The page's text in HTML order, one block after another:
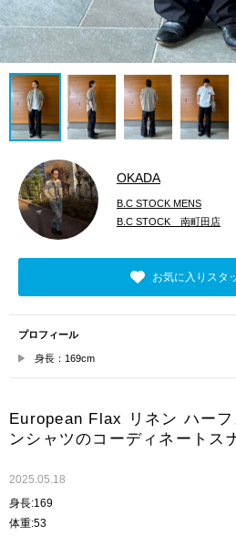
OKADA
B.C STOCK MENS
B.C STOCK 南町田店
お気に入りスタ
プロフィール
身長：169cm
European Flax リネン ハーフ
ンシャツのコーディネートス
2025.05.18
身長:169
体重:53